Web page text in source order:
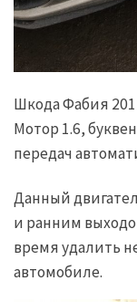
Шкода Фабия
Мотор 1.6,
передач
Данный
и ранним
время удалить
автомобиле.